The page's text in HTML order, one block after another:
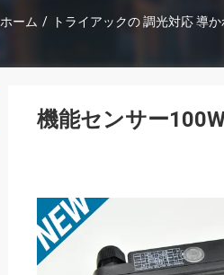
ホーム / トライアックの 調光対応 導
機能センサー